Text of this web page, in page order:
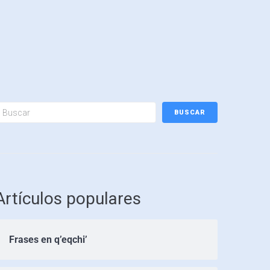
BUSCAR
populares
Frases en q’eqchi’